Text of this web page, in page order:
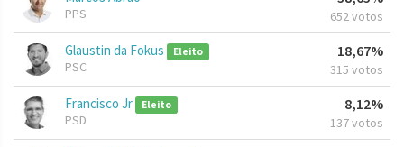
PPS 652 votos
Glaustin da Fokus Eleito
PSC
18,67%
315 votos
Francisco Jr Eleito
PSD
8,12%
137 votos